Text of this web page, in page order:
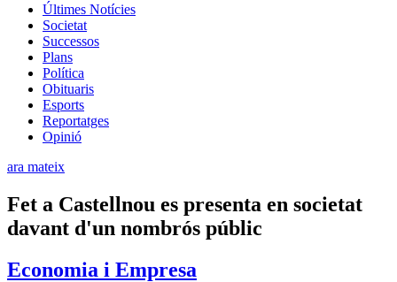
Últimes Notícies
Societat
Successos
Plans
Política
Obituaris
Esports
Reportatges
Opinió
ara mateix
Fet a Castellnou es presenta en societat
davant d'un nombrós públic
Economia i Empresa